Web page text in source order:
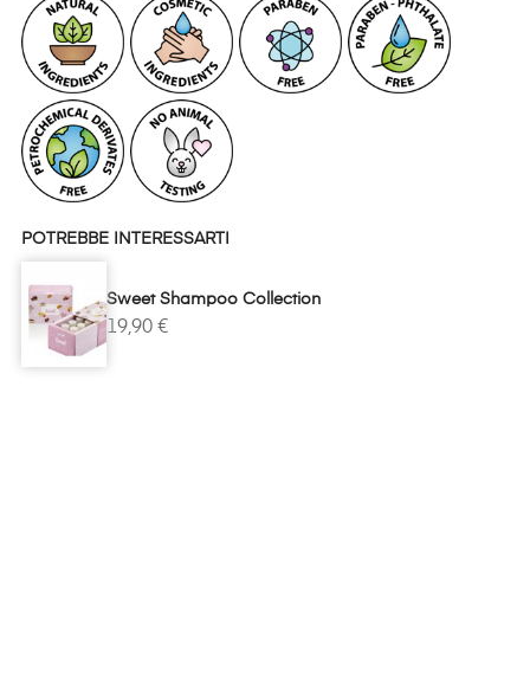
POTREBBE INTERESSARTI
Sweet Shampoo Collection
19,90 €